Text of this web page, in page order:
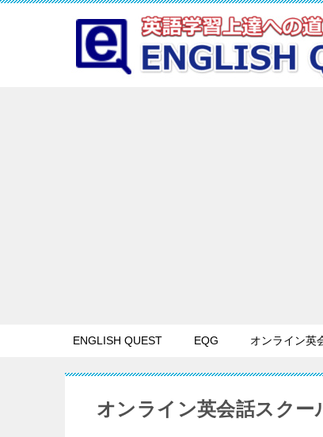
ENGLISH QUEST EQG オンライン英
オンライン英会話スク